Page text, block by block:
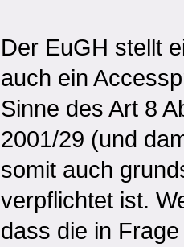
Der EuGH stellt
auch ein
Sinne des Art 8
2001/29 (und
somit auch
verpflichtet ist.
dass die in